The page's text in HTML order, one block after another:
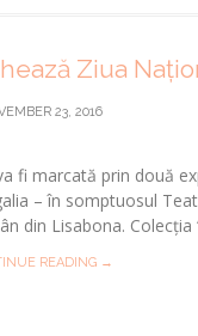
Ziua
23, 2016
fi marcată prin două
– în somptuosul
din Lisabona. Colecția
READING →